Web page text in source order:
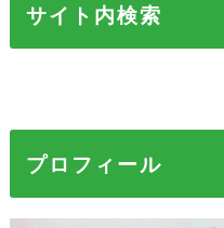
サイト内検索
プロフィール